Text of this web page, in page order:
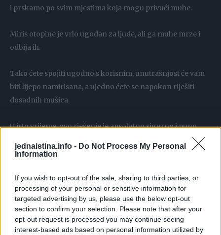
jednaistina.info - Do Not Process My Personal
Information
If you wish to opt-out of the sale, sharing to third parties, or
processing of your personal or sensitive information for
targeted advertising by us, please use the below opt-out
section to confirm your selection. Please note that after your
opt-out request is processed you may continue seeing
interest-based ads based on personal information utilized by
i prskamo po svim mjestima koja mogu privući muhe.
Miris otopine je vrlo ugodan za ljude, ali ga muhe mrze i
odbija ih.
Tako ćete spojiti ugodno s korisnim, unutrašnjost će vam
biti lijepo namirisana, a ujedno ćete se napokon riješiti
dosadnih mušica.
U isto vrijeme, ovo rješenje je apsolutno sigurno i puno
Mirisni dom i mir s muhama
Napravite učinkovit sprej za unutarnje prostore s
prekrasnim mirisom.